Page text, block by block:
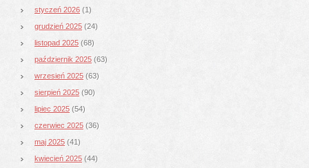
styczeń 2026 (1)
grudzień 2025 (24)
listopad 2025 (68)
październik 2025 (63)
wrzesień 2025 (63)
sierpień 2025 (90)
lipiec 2025 (54)
czerwiec 2025 (36)
maj 2025 (41)
kwiecień 2025 (44)